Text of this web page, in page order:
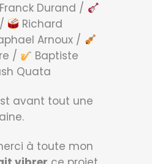
Franck Durand /
Richard
Arnoux /
/
Baptiste
Quata
avant tout une
à toute mon